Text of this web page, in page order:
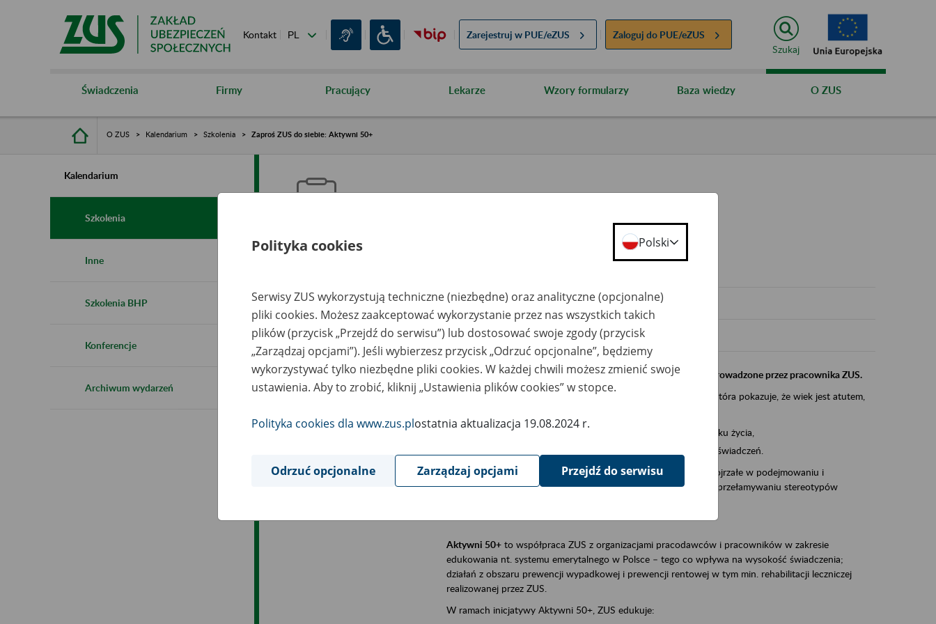
Kontakt Zarejestruj w PUE/eZUS Zaloguj do PUE/eZUS
Szukaj
Świadczenia Firmy Pracujący Lekarze Wzory formularzy Baza wiedzy O ZUS
O ZUS Kalendarium Szkolenia Zaproś ZUS do siebie: Aktywni 50+
Kalendarium
Szkolenia
Inne
Szkolenia BHP
Konferencje
Archiwum wydarzeń
Zaproś ZUS do siebie: Aktywni 50+
Rodzaj wydarzenia Szkolenia
Obszar merytoryczny Aktywni 50+, płatnicy, ubezpieczeni
Opis wydarzenia
Szkolenie stacjonarne w siedzibie firmy, instytucji, urzędu przeprowadzone przez pracownika ZUS.
Aktywni 50+
to inicjatywa Zakładu Ubezpieczeń Społecznych, która pokazuje, że wiek jest atutem,
promocja aktywności zawodowej osób po pięćdziesiątym roku życia,
zachęcanie do świadomego planowania kariery i przyszłych świadczeń.
ZUS przez działania informacyjne i edukacyjne wspiera osoby dojrzałe w podejmowaniu i
kontynuowaniu aktywności zawodowej, dbaniu o zdrowie oraz przełamywaniu stereotypów
Aktywni 50+to współpraca ZUS z organizacjami pracodawców i pracowników w zakresie
edukowania nt. systemu emerytalnego w Polsce – tego co wpływa na wysokość świadczenia;
działań z obszaru prewencji wypadkowej i prewencji rentowej w tym min. rehabilitacji leczniczej
realizowanej przez ZUS.
W ramach inicjatywy Aktywni 50+, ZUS edukuje:
Polityka cookies Polski
Serwisy ZUS wykorzystują techniczne (niezbędne) oraz analityczne (opcjonalne)
pliki cookies. Możesz zaakceptować wykorzystanie przez nas wszystkich takich
plików (przycisk „Przejdź do serwisu”) lub dostosować swoje zgody (przycisk
„Zarządzaj opcjami”). Jeśli wybierzesz przycisk „Odrzuć opcjonalne”, będziemy
wykorzystywać tylko niezbędne pliki cookies. W każdej chwili możesz zmienić swoje
ustawienia. Aby to zrobić, kliknij „Ustawienia plików cookies” w stopce.
Polityka cookies dla www.zus.plostatnia aktualizacja 19.08.2024 r.
Odrzuć opcjonalne Zarządzaj opcjami Przejdź do serwisu